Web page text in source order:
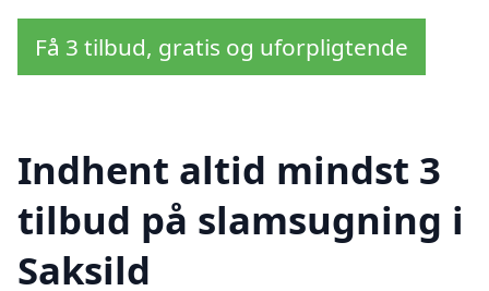
Få 3 tilbud, gratis og uforpligtende
Indhent altid mindst 3
tilbud på slamsugning i
Saksild